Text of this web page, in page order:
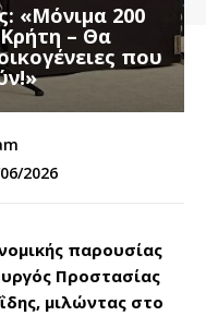
«Μόνιμα 200
– Θα
που
2026
παρουσίας
Προστασίας
μιλώντας στο